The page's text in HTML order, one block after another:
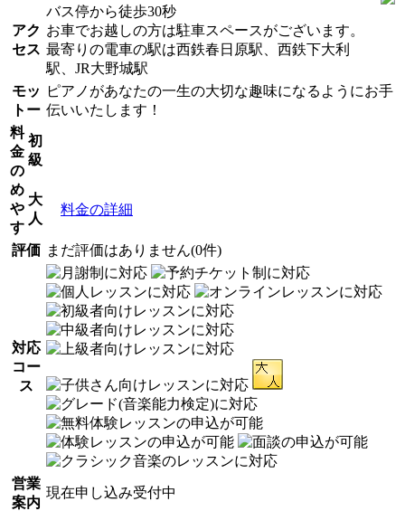
アク
セス
バス停から徒歩30秒
お車でお越しの方は駐車スペースがございます。
最寄りの電車の駅は西鉄春日原駅、西鉄下大利
駅、JR大野城駅
モッ
トー
ピアノがあなたの一生の大切な趣味になるようにお手
伝いいたします！
料
金
の
め
や
す
初
級
大
人
料金の詳細
評価 まだ評価はありません(0件)
対応
コー
ス
営業
案内
現在申し込み受付中